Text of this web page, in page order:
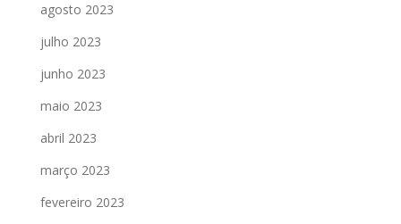
agosto 2023
julho 2023
junho 2023
maio 2023
abril 2023
março 2023
fevereiro 2023